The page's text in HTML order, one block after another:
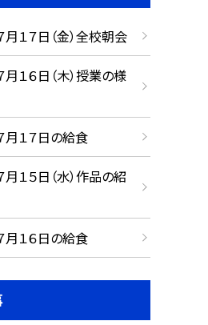
１７日（金）全校朝会
１６日（木）授業の様
１７日の給食
１５日（水）作品の紹
１６日の給食